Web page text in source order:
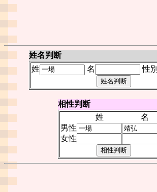
姓名判断
姓
名 性別
相性判断
姓
名
男性
女性